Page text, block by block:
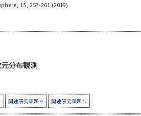
15, 257-261 (2019)
分布観測
関連研究課題４ 関連研究課題５